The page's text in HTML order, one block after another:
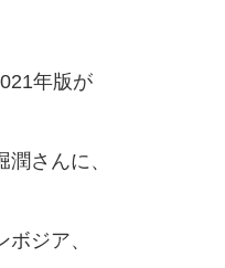
年版が
さんに、
ジア、